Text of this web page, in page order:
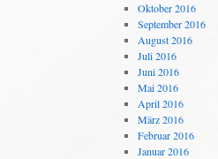
Oktober 2016
September 2016
August 2016
Juli 2016
Juni 2016
Mai 2016
April 2016
März 2016
Februar 2016
Januar 2016